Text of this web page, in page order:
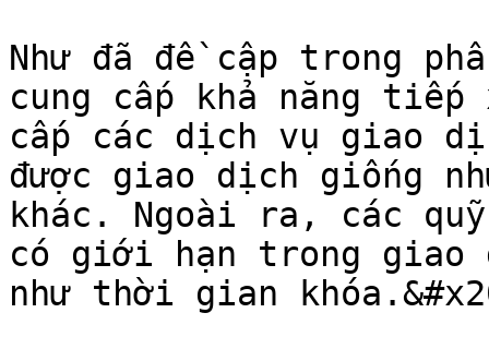
Như đã đề cập trong
cung cấp khả năng tiếp
cấp các dịch vụ giao
được giao dịch giống
khác. Ngoài ra, các
có giới hạn trong giao
như thời gian